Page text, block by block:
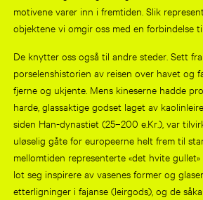
motivene varer inn i fremtiden. Slik
objektene vi omgir oss med en forbindelse
De knytter oss også til andre steder. Sett
porselenshistorien av reisen over havet og
fjerne og ukjente. Mens kineserne hadde
harde, glassaktige godset laget av
siden Han-dynastiet (25–200 e.Kr.), var
uløselig gåte for europeerne helt frem til
mellomtiden representerte «det hvite
lot seg inspirere av vasenes former og
etterligninger i fajanse (leirgods), og de